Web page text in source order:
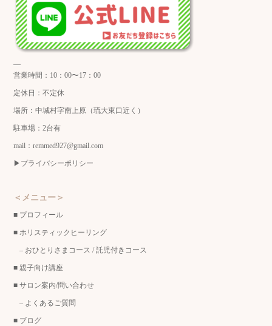
—
営業時間：10：00〜17：00
定休日：不定休
場所：中城村字南上原（琉大東口近く）
駐車場：2台有
mail：remmed927@gmail.com
▶︎ プライバシーポリシー
＜メニュー＞
■ プロフィール
■ ホリスティックヒーリング
– おひとりさまコース /託児付きコース
■ 親子向け講座
■ サロン案内/問い合わせ
– よくあるご質問
■ ブログ